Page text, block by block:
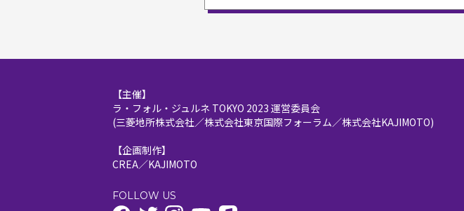
【主催】
ラ・フォル・ジュルネ TOKYO 2023 運営委員会
(三菱地所株式会社／株式会社東京国際フォーラム／株式会社KAJIMOTO)
【企画制作】
CREA／KAJIMOTO
FOLLOW US